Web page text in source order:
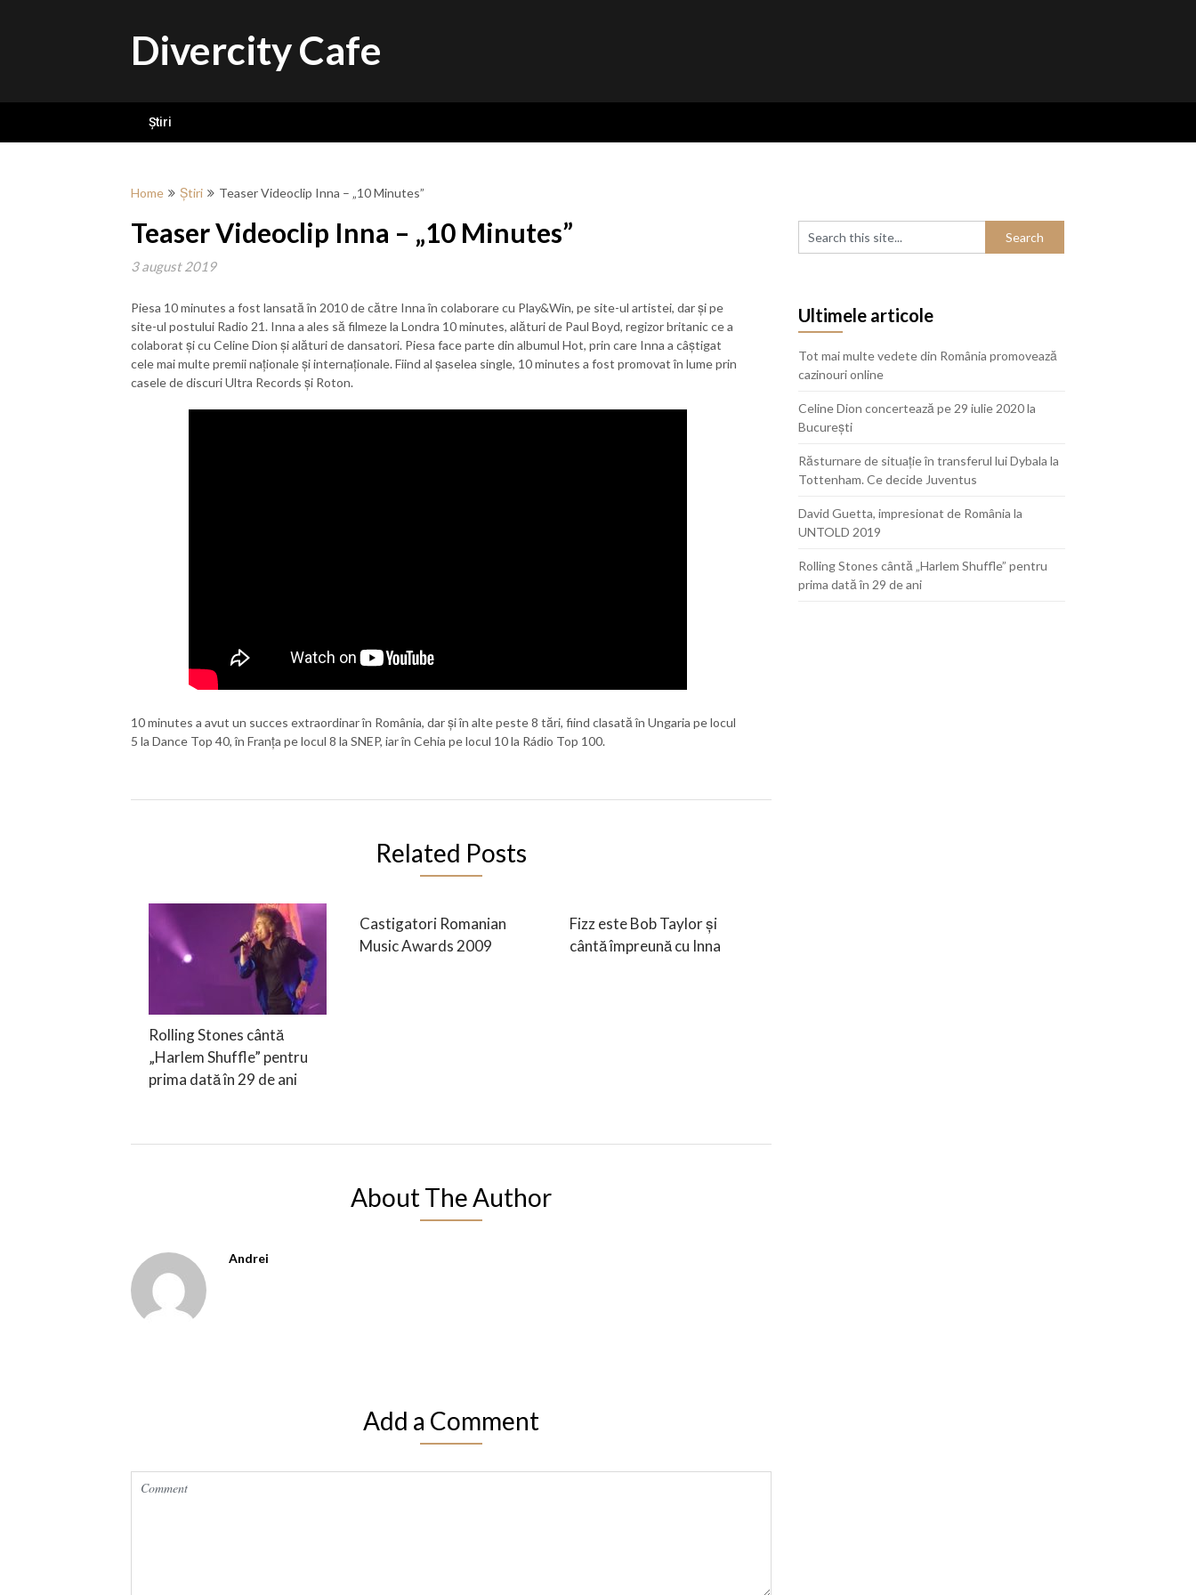
Divercity Cafe
Știri
Home Știri Teaser Videoclip Inna – „10 Minutes”
Teaser Videoclip Inna – „10 Minutes”
3 august 2019
Piesa 10 minutes a fost lansată în 2010 de către Inna în colaborare cu Play&Win, pe site-ul artistei, dar și pe
site-ul postului Radio 21. Inna a ales să filmeze la Londra 10 minutes, alături de Paul Boyd, regizor britanic ce a
colaborat și cu Celine Dion și alături de dansatori. Piesa face parte din albumul Hot, prin care Inna a câștigat
cele mai multe premii naționale și internaționale. Fiind al șaselea single, 10 minutes a fost promovat în lume prin
casele de discuri Ultra Records și Roton.
10 minutes a avut un succes extraordinar în România, dar și în alte peste 8 tări, fiind clasată în Ungaria pe locul
5 la Dance Top 40, în Franța pe locul 8 la SNEP, iar în Cehia pe locul 10 la Rádio Top 100.
Related Posts
Rolling Stones cântă
„Harlem Shuffle” pentru
prima dată în 29 de ani
Castigatori Romanian
Music Awards 2009
Fizz este Bob Taylor și
cântă împreună cu Inna
About The Author
Andrei
Add a Comment
Ultimele articole
Tot mai multe vedete din România promovează
cazinouri online
Celine Dion concertează pe 29 iulie 2020 la
Bucureşti
Răsturnare de situaţie în transferul lui Dybala la
Tottenham. Ce decide Juventus
David Guetta, impresionat de România la
UNTOLD 2019
Rolling Stones cântă „Harlem Shuffle” pentru
prima dată în 29 de ani